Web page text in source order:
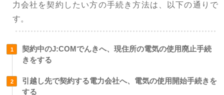
力会社を契約したい方の手続き方法は、以下の通りで
す。
契約中のJ:COMでんきへ、現住所の電気の使用廃止手続
きをする
引越し先で契約する電力会社へ、電気の使用開始手続きを
する